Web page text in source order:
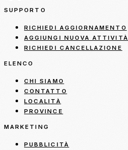
SUPPORTO
RICHIEDI AGGIORNAMENTO
AGGIUNGI NUOVA ATTIVITÀ
RICHIEDI CANCELLAZIONE
ELENCO
CHI SIAMO
CONTATTO
LOCALITÀ
PROVINCE
MARKETING
PUBBLICITÀ